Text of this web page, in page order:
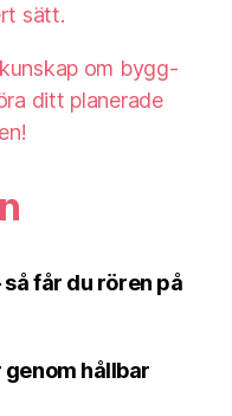
sätt.
om bygg-
ditt planerade
får du rören på
hållbar